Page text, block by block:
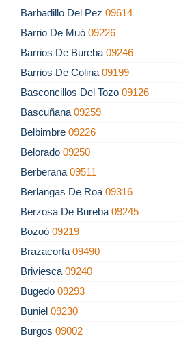
Barbadillo Del Pez 09614
Barrio De Muó 09226
Barrios De Bureba 09246
Barrios De Colina 09199
Basconcillos Del Tozo 09126
Bascuñana 09259
Belbimbre 09226
Belorado 09250
Berberana 09511
Berlangas De Roa 09316
Berzosa De Bureba 09245
Bozoó 09219
Brazacorta 09490
Briviesca 09240
Bugedo 09293
Buniel 09230
Burgos 09002